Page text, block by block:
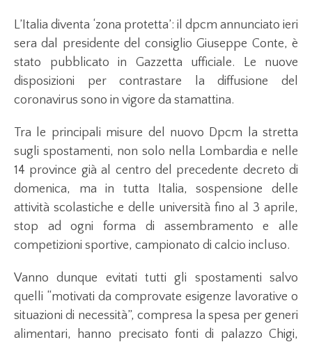
L’Italia diventa ‘zona protetta’: il dpcm annunciato ieri
sera dal presidente del consiglio Giuseppe Conte, è
stato pubblicato in Gazzetta ufficiale. Le nuove
disposizioni per contrastare la diffusione del
coronavirus sono in vigore da stamattina.
Tra le principali misure del nuovo Dpcm la stretta
sugli spostamenti, non solo nella Lombardia e nelle
14 province già al centro del precedente decreto di
domenica, ma in tutta Italia, sospensione delle
attività scolastiche e delle università fino al 3 aprile,
stop ad ogni forma di assembramento e alle
competizioni sportive, campionato di calcio incluso.
Vanno dunque evitati tutti gli spostamenti salvo
quelli “motivati da comprovate esigenze lavorative o
situazioni di necessità”, compresa la spesa per generi
alimentari, hanno precisato fonti di palazzo Chigi,